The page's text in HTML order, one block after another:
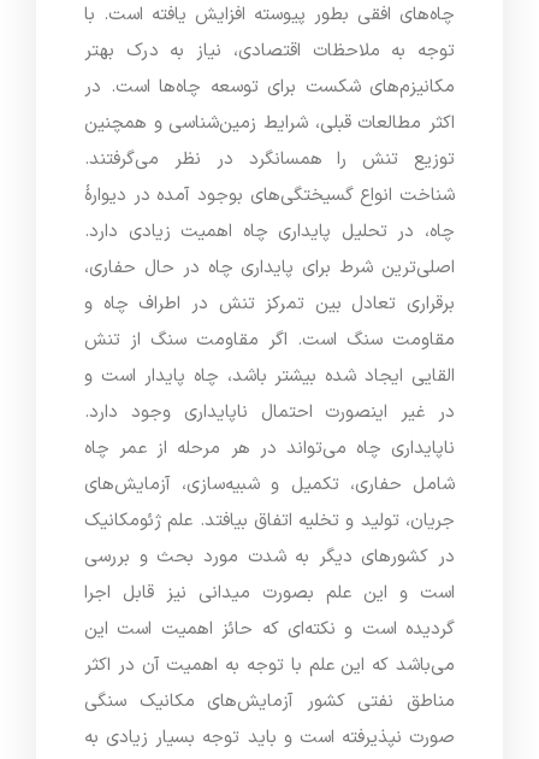
چاه‌های افقی بطور پیوسته افزایش یافته است. با
توجه به ملاحظات اقتصادی، نیاز به درک بهتر
مکانیزم‌های شکست برای توسعه چاه‌ها است. در
اکثر مطالعات قبلی، شرایط زمین‌شناسی و همچنین
توزیع تنش را همسانگرد در نظر می‌گرفتند.
شناخت انواع گسیختگی‌های بوجود آمده در دیوارۀ
چاه، در تحلیل پایداری چاه اهمیت زیادی دارد.
اصلی‌ترین شرط برای پایداری چاه در حال حفاری،
برقراری تعادل بین تمرکز تنش در اطراف چاه و
مقاومت سنگ است. اگر مقاومت سنگ از تنش
القایی ایجاد شده بیشتر باشد، چاه پایدار است و
در غیر اینصورت احتمال ناپایداری وجود دارد.
ناپایداری چاه می‌تواند در هر مرحله از عمر چاه
شامل حفاری، تکمیل و شبیه‌سازی، آزمایش‌های
جریان، تولید و تخلیه اتفاق بیافتد. علم ژئومکانیک
در کشورهای دیگر به شدت مورد بحث و بررسی
است و این علم بصورت میدانی نیز قابل اجرا
گردیده است و نکته‌ای که حائز اهمیت است این
می‌باشد که این علم با توجه به اهمیت آن در اکثر
مناطق نفتی کشور آزمایش‌های مکانیک سنگی
صورت نپذیرفته است و باید توجه بسیار زیادی به